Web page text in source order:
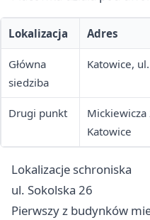
Lokalizacja Adres
Główna
siedziba
Katowice,
Drugi punkt
Katowice
Lokalizacje schroniska
ul. Sokolska 26
Pierwszy z budynków